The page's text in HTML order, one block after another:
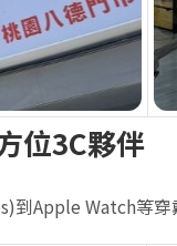
位3C夥伴
Apple Watch等